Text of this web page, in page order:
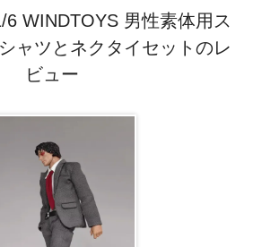
WINDTOYS 男性素体用ス
ャツとネクタイセットのレ
ビュー